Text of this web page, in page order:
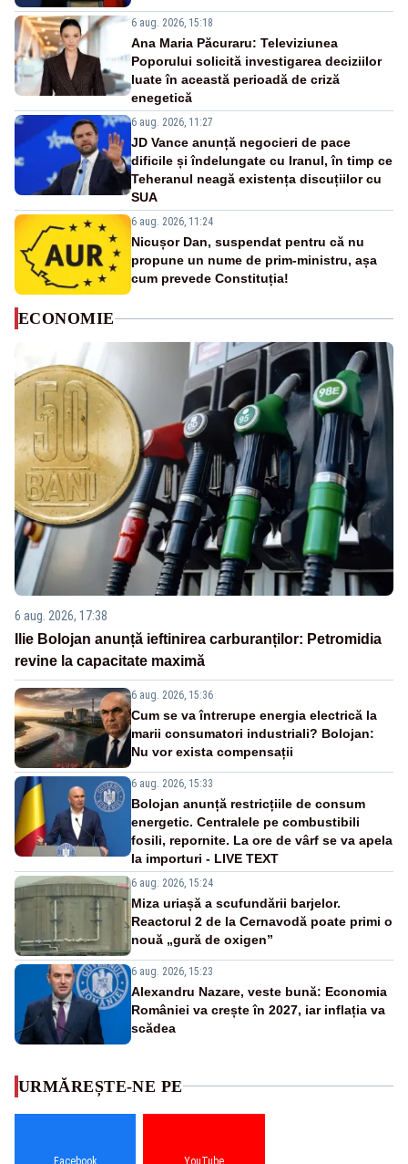
6 aug. 2026, 15:18
Ana Maria Păcuraru: Televiziunea
Poporului solicită investigarea deciziilor
luate în această perioadă de criză
enegetică
6 aug. 2026, 11:27
JD Vance anunță negocieri de pace
dificile și îndelungate cu Iranul, în timp ce
Teheranul neagă existența discuțiilor cu
SUA
6 aug. 2026, 11:24
Nicușor Dan, suspendat pentru că nu
propune un nume de prim-ministru, așa
cum prevede Constituția!
ECONOMIE
6 aug. 2026, 17:38
Ilie Bolojan anunță ieftinirea carburanților: Petromidia
revine la capacitate maximă
6 aug. 2026, 15:36
Cum se va întrerupe energia electrică la
marii consumatori industriali? Bolojan:
Nu vor exista compensații
6 aug. 2026, 15:33
Bolojan anunță restricțiile de consum
energetic. Centralele pe combustibili
fosili, repornite. La ore de vârf se va apela
la importuri - LIVE TEXT
6 aug. 2026, 15:24
Miza uriașă a scufundării barjelor.
Reactorul 2 de la Cernavodă poate primi o
nouă „gură de oxigen”
6 aug. 2026, 15:23
Alexandru Nazare, veste bună: Economia
României va crește în 2027, iar inflația va
scădea
URMĂREȘTE-NE PE
Facebook YouTube